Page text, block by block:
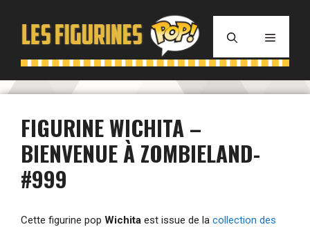
contenu
MENU
FIGURINE WICHITA –
BIENVENUE À ZOMBIELAND-
#999
Cette figurine pop Wichita est issue de la collection des